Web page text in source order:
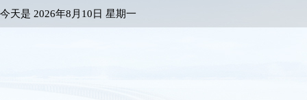
今天是 2026年8月10日 星期一